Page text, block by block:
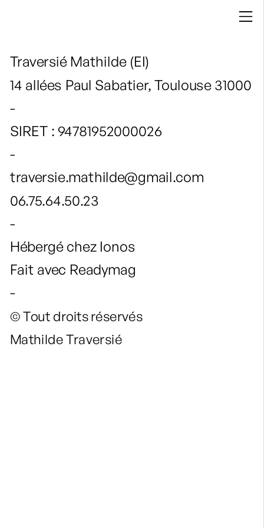
Traversié Mathilde (EI)
14 allées Paul Sabatier, Toulouse 31000
-
SIRET : 94781952000026
-
traversie.mathilde@gmail.com
06.75.64.50.23
-
Hébergé chez Ionos
Fait avec Readymag
-
© Tout droits réservés
Mathilde Traversié